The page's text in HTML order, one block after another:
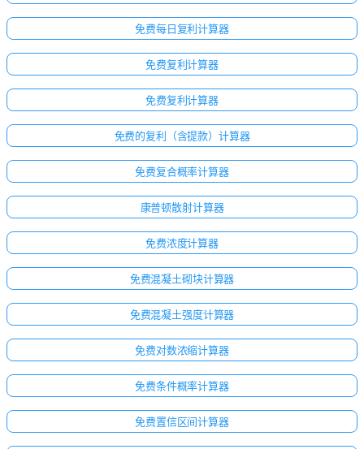
免费每日复利计算器
免费复利计算器
免费复利计算器
免费的复利（含提款）计算器
免费复合概率计算器
康普顿散射计算器
免费浓度计算器
免费混凝土砌块计算器
免费混凝土强度计算器
免费对数浓缩计算器
免费条件概率计算器
免费置信区间计算器